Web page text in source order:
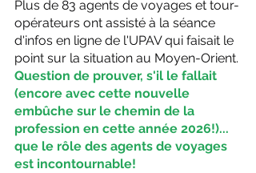
Plus de 83 agents de voyages et tour-
opérateurs ont assisté à la séance
d'infos en ligne de l'UPAV qui faisait le
point sur la situation au Moyen-Orient.
Question de prouver, s'il le fallait
(encore avec cette nouvelle
embûche sur le chemin de la
profession en cette année 2026!)...
que le rôle des agents de voyages
est incontournable!